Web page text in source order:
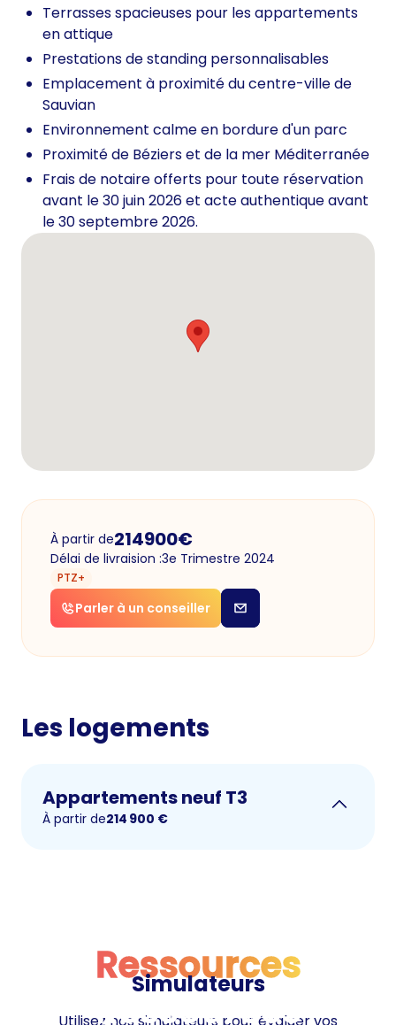
Terrasses spacieuses pour les appartements
en attique
Prestations de standing personnalisables
Emplacement à proximité du centre-ville de
Sauvian
Environnement calme en bordure d'un parc
Proximité de Béziers et de la mer Méditerranée
Frais de notaire offerts pour toute réservation
avant le 30 juin 2026 et acte authentique avant
le 30 septembre 2026.
À partir de214900€
Délai de livraision :3e Trimestre 2024
PTZ+
Parler à un conseiller
Les logements
Appartements neuf T3
À partir de214 900 €
Ressources
Ressources
Simulateurs